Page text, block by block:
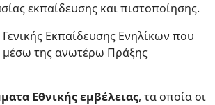
εκπαίδευσης και πιστοποίησης.
Εκπαίδευσης Ενηλίκων που
της ανωτέρω Πράξης
Εθνικής εμβέλειας, τα οποία οι